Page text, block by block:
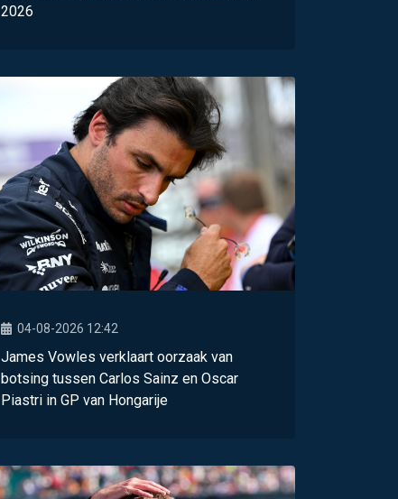
2026
04-08-2026 12:42
James Vowles verklaart oorzaak van
botsing tussen Carlos Sainz en Oscar
Piastri in GP van Hongarije